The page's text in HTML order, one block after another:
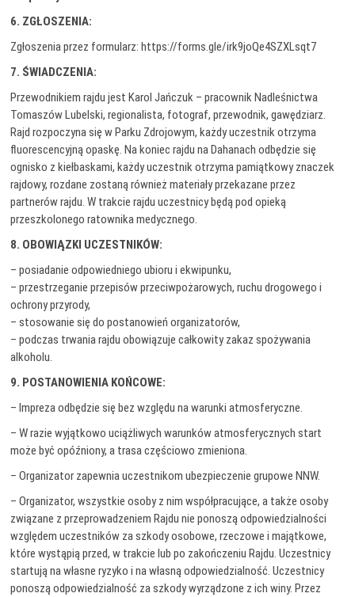
6. ZGŁOSZENIA:
Zgłoszenia przez formularz: https://forms.gle/irk9joQe4SZXLsqt7
7. ŚWIADCZENIA:
Przewodnikiem rajdu jest Karol Jańczuk – pracownik Nadleśnictwa
Tomaszów Lubelski, regionalista, fotograf, przewodnik, gawędziarz.
Rajd rozpoczyna się w Parku Zdrojowym, każdy uczestnik otrzyma
fluorescencyjną opaskę. Na koniec rajdu na Dahanach odbędzie się
ognisko z kiełbaskami, każdy uczestnik otrzyma pamiątkowy znaczek
rajdowy, rozdane zostaną również materiały przekazane przez
partnerów rajdu. W trakcie rajdu uczestnicy będą pod opieką
przeszkolonego ratownika medycznego.
8. OBOWIĄZKI UCZESTNIKÓW:
– posiadanie odpowiedniego ubioru i ekwipunku,
– przestrzeganie przepisów przeciwpożarowych, ruchu drogowego i
ochrony przyrody,
– stosowanie się do postanowień organizatorów,
– podczas trwania rajdu obowiązuje całkowity zakaz spożywania
alkoholu.
9. POSTANOWIENIA KOŃCOWE:
– Impreza odbędzie się bez względu na warunki atmosferyczne.
– W razie wyjątkowo uciążliwych warunków atmosferycznych start
może być opóźniony, a trasa częściowo zmieniona.
– Organizator zapewnia uczestnikom ubezpieczenie grupowe NNW.
– Organizator, wszystkie osoby z nim współpracujące, a także osoby
związane z przeprowadzeniem Rajdu nie ponoszą odpowiedzialności
względem uczestników za szkody osobowe, rzeczowe i majątkowe,
które wystąpią przed, w trakcie lub po zakończeniu Rajdu. Uczestnicy
startują na własne ryzyko i na własną odpowiedzialność. Uczestnicy
ponoszą odpowiedzialność za szkody wyrządzone z ich winy. Przez